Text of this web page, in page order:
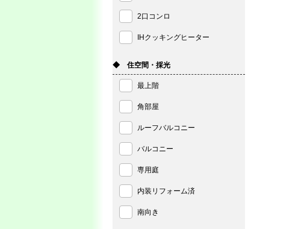
2口コンロ
IHクッキングヒーター
◆ 住空間・採光
最上階
角部屋
ルーフバルコニー
バルコニー
専用庭
内装リフォーム済
南向き